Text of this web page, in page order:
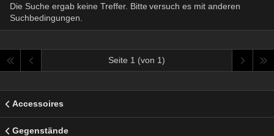
Die Suche ergab keine Treffer. Bitte versuch es mit anderen
Suchbedingungen.
Seite 1 (von 1)
Accessoires
Gegenstände